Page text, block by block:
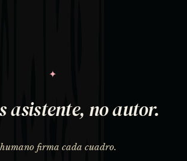
✦
asistente, no autor.
firma cada cuadro.